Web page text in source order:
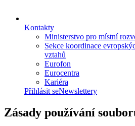
Kontakty
Ministerstvo pro místní
Sekce koordinace
vztahů
Eurofon
Eurocentra
Kariéra
Přihlásit seNewslettery
Zásady používání